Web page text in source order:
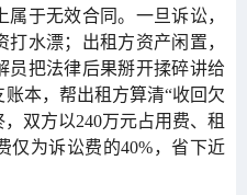
于无效合同。一旦诉讼，
水漂；出租方资产闲置，
员把法律后果掰开揉碎讲给
本，帮出租方算清“收回欠
双方以240万元占用费、租
仅为诉讼费的40%，省下近